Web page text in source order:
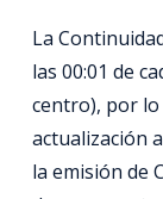
La
las 00:01 de
centro), por lo
actualización
la emisión de